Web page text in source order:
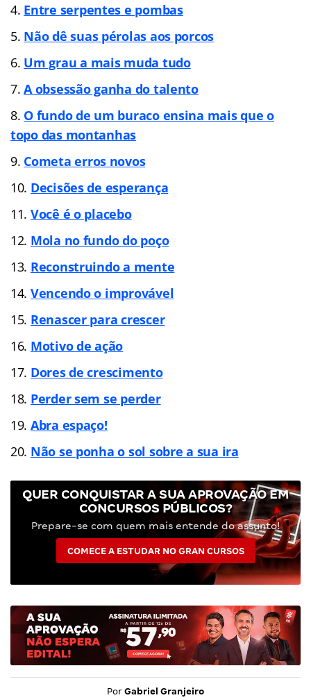
Entre serpentes e pombas
Não dê suas pérolas aos porcos
Um grau a mais muda tudo
A obsessão ganha do talento
O fundo de um buraco ensina mais que o
topo das montanhas
Cometa erros novos
Decisões de esperança
Você é o placebo
Mola no fundo do poço
Reconstruindo a mente
Vencendo o improvável
Renascer para crescer
Motivo de ação
Dores de crescimento
Perder sem se perder
Abra espaço!
Não se ponha o sol sobre a sua ira
QUER CONQUISTAR A SUA APROVAÇÃO EM
CONCURSOS PÚBLICOS?
Prepare-se com quem mais entende do assunto!
COMECE A ESTUDAR NO GRAN CURSOS
Por Gabriel Granjeiro